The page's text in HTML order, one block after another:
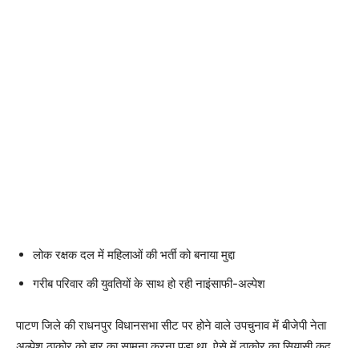
लोक रक्षक दल में महिलाओं की भर्ती को बनाया मुद्दा
गरीब परिवार की युवतियों के साथ हो रही नाइंसाफी-अल्‍पेश
पाटण जिले की राधनपुर विधानसभा सीट पर होने वाले उपचुनाव में बीजेपी नेता